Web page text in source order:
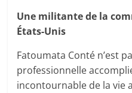
Une militante de la
États-Unis
Fatoumata Conté n’est
professionnelle
incontournable de la vie